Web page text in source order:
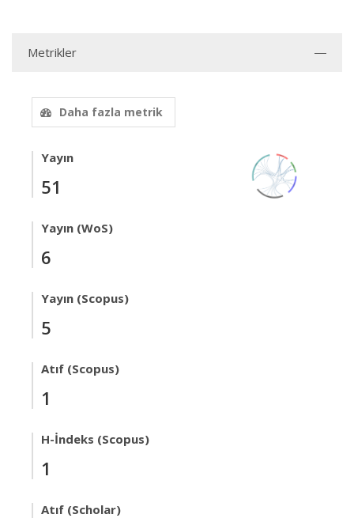
Metrikler
Daha fazla metrik
Yayın
51
Yayın (WoS)
6
Yayın (Scopus)
5
Atıf (Scopus)
1
H-İndeks (Scopus)
1
Atıf (Scholar)